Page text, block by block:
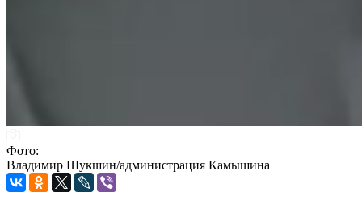
Фото:
Владимир Шукшин/администрация Камышина